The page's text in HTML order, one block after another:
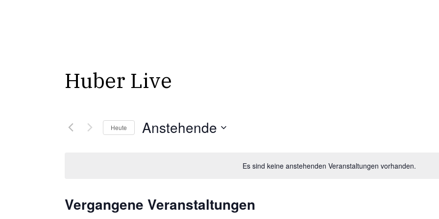
Es sind keine anstehenden Veranstaltungen vorhanden.
Huber Live
Heute Anstehende
Vergangene Veranstaltungen